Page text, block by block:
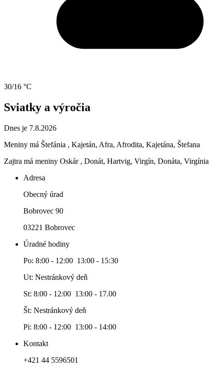
30/16 °C
Sviatky a výročia
Dnes je 7.8.2026
Meniny má Štefánia , Kajetán, Afra, Afrodita, Kajetána, Štefana
Zajtra má meniny Oskár , Donát, Hartvig, Virgín, Donáta, Virgínia
Adresa
Obecný úrad
Bobrovec 90
03221 Bobrovec
Úradné hodiny
Po: 8:00 - 12:00 13:00 - 15:30
Ut: Nestránkový deň
St: 8:00 - 12:00 13:00 - 17.00
Št: Nestránkový deň
Pi: 8:00 - 12:00 13:00 - 14:00
Kontakt
+421 44 5596501